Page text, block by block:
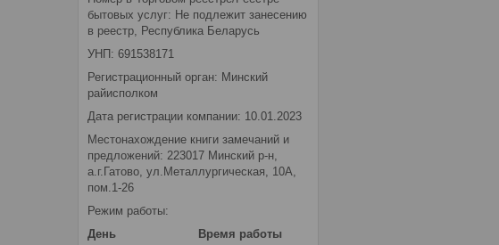
бытовых услуг: Не подлежит занесению
в реестр, Республика Беларусь
УНП: 691538171
Регистрационный орган: Минский
райисполком
Дата регистрации компании: 10.01.2023
Местонахождение книги замечаний и
предложений: 223017 Минский р-н,
а.г.Гатово, ул.Металлургическая, 10А,
пом.1-26
Режим работы:
День
Время работы